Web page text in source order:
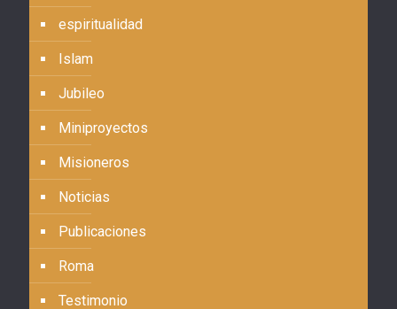
espiritualidad
Islam
Jubileo
Miniproyectos
Misioneros
Noticias
Publicaciones
Roma
Testimonio